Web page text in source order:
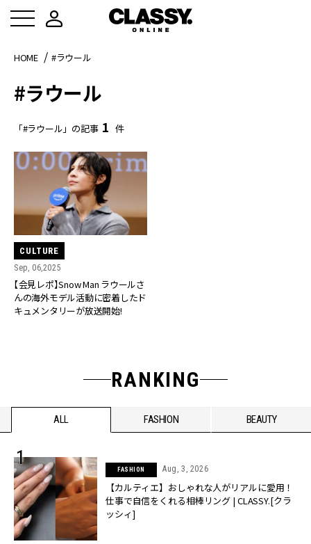
HOME #ラウール
#ラウール
「#ラウール」の記事 1 件
CULTURE
Sep, 06,2025
【会見レポ】Snow Man ラウールさ
んの海外モデル活動に密着したド
キュメンタリーが放送開始!
RANKING
ALL FASHION BEAUTY
FASHION Aug, 3, 2026
【カルティエ】おしゃれな人がリアルに愛用！
仕事で自信をくれる相棒リング | CLASSY.[クラ
ッシィ]